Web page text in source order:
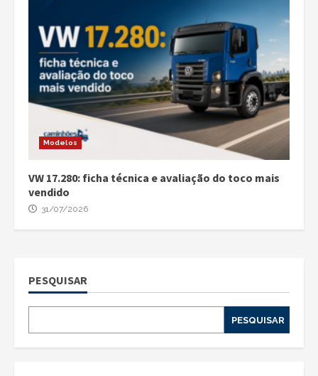
Modelos
VW 17.280: ficha técnica e avaliação do toco mais
vendido
31/07/2026
PESQUISAR
PESQUISAR